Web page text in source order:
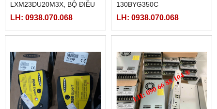
LXM23DU20M3X, BỘ ĐIỀU
KHIỂN SERVO
LH: 0938.070.068
130BYG350C
LH: 0938.070.068